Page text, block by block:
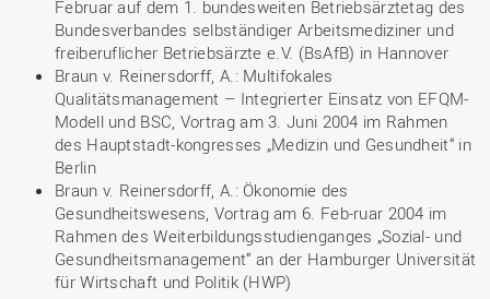
Februar auf dem 1. bundesweiten Betriebsärztetag des
Bundesverbandes selbständiger Arbeitsmediziner und
freiberuflicher Betriebsärzte e.V. (BsAfB) in Hannover
Braun v. Reinersdorff, A.: Multifokales
Qualitätsmanagement – Integrierter Einsatz von EFQM-
Modell und BSC, Vortrag am 3. Juni 2004 im Rahmen
des Hauptstadt-kongresses „Medizin und Gesundheit“ in
Berlin
Braun v. Reinersdorff, A.: Ökonomie des
Gesundheitswesens, Vortrag am 6. Feb-ruar 2004 im
Rahmen des Weiterbildungsstudienganges „Sozial- und
Gesundheitsmanagement“ an der Hamburger Universität
für Wirtschaft und Politik (HWP)